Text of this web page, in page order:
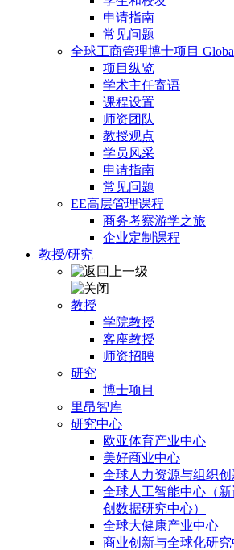
申请指南
常见问题
全球工商管理博士项目
项目纵览
学术主任寄语
课程设置
师资团队
教授观点
学员风采
申请指南
常见问题
EE高层管理课程
商务考察游学之旅
企业定制课程
教授/研究
教授
学院教授
客座教授
师资招聘
研究
博士项目
里昂智库
研究中心
欧亚体育产业中心
美好商业中心
全球人力资源与组织
全球人工智能中心（
创数据研究中心）
全球大健康产业中心
商业创新与全球化研